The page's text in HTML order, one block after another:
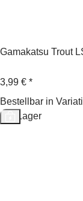
Gamakatsu Trout
3,99 € *
Bestellbar in
Auf Lager